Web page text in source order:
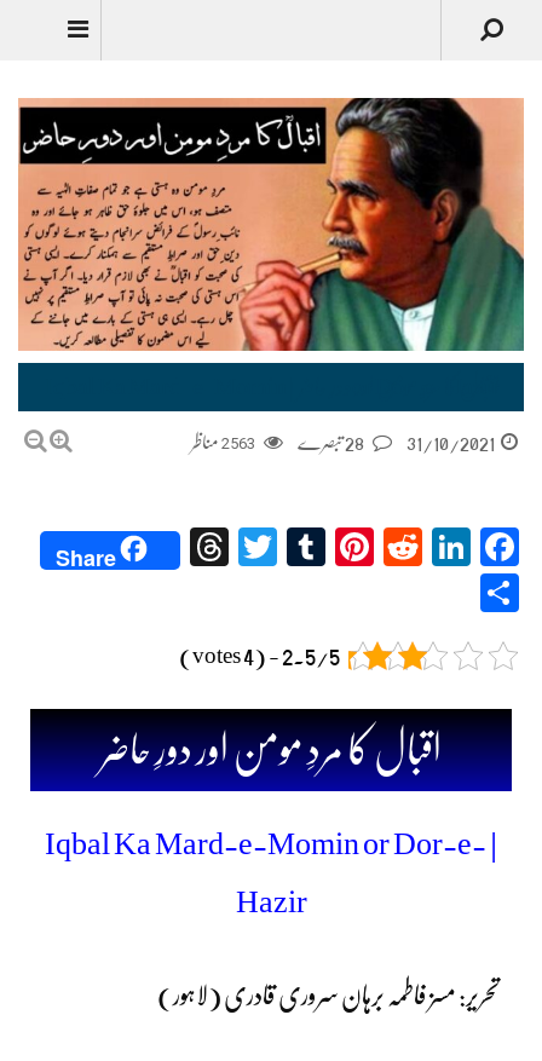
31/10/2021
2563 مناظر
Facebook
LinkedIn
Reddit
Pinterest
Tumblr
Twitter
Threads
Share
2.5/5 - (4 votes)
اقبال کا مردِ مومن اور دورِ حاضر
| Iqbal Ka Mard-e-Momin or Dor-e-
Hazir
تحریر: مسز فاطمہ برہان سروری قادری (لاہور)